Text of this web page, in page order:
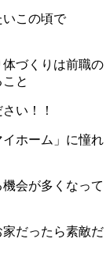
この頃で
づくりは前職の
と
い！！
ホーム」に憧れ
会が多くなって
だったら素敵だ